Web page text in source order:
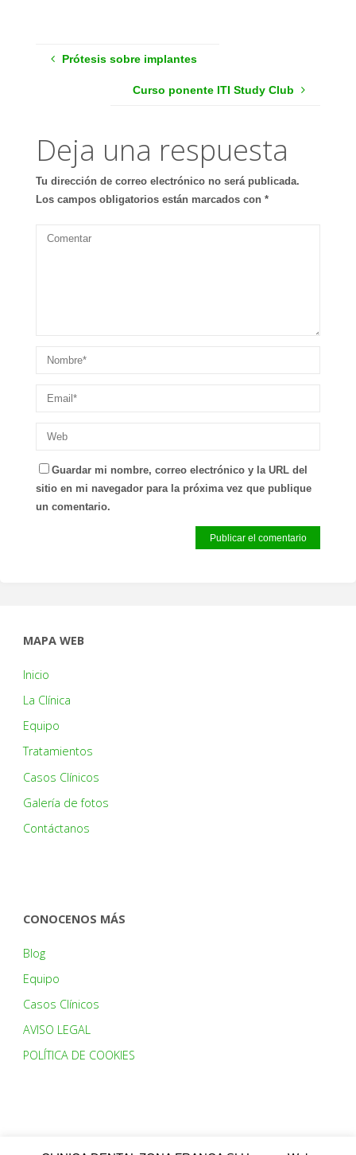
Prótesis sobre implantes
Curso ponente ITI Study Club
Deja una respuesta
Tu dirección de correo electrónico no será publicada.
Los campos obligatorios están marcados con *
Guardar mi nombre, correo electrónico y la URL del
sitio en mi navegador para la próxima vez que publique
un comentario.
MAPA WEB
Inicio
La Clínica
Equipo
Tratamientos
Casos Clínicos
Galería de fotos
Contáctanos
CONOCENOS MÁS
Blog
Equipo
Casos Clínicos
AVISO LEGAL
POLÍTICA DE COOKIES